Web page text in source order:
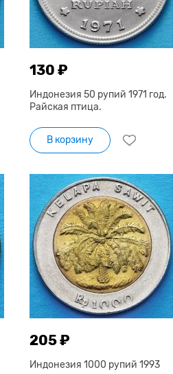
130 ₽
Индонезия 50 рупий 1971 год.
Райская птица.
В корзину
205 ₽
Индонезия 1000 рупий 1993